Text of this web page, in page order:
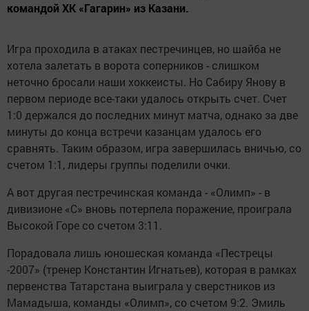
командой ХК «Гагарин» из Казани.
Игра проходила в атаках пестречинцев, но шайба не
хотела залетать в ворота соперников - слишком
неточно бросали наши хоккеисты. Но Сабиру Янову в
первом периоде все-таки удалось открыть счет. Счет
1:0 держался до последних минут матча, однако за две
минуты до конца встречи казанцам удалось его
сравнять. Таким образом, игра завершилась вничью, со
счетом 1:1, лидеры группы поделили очки.
А вот другая пестречинская команда - «Олимп» - в
дивизионе «С» вновь потерпела поражение, проиграла
Высокой Горе со счетом 3:11.
Порадовала лишь юношеская команда «Пестрецы
-2007» (тренер Константин Игнатьев), которая в рамках
первенства Татарстана выиграла у сверстников из
Мамадыша, команды «Олимп», со счетом 9:2. Эмиль